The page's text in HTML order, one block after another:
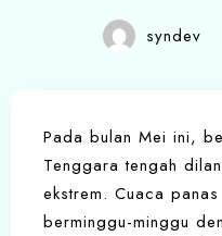
syndev
Pada bulan Mei ini,
Tenggara tengah
ekstrem. Cuaca
berminggu-minggu